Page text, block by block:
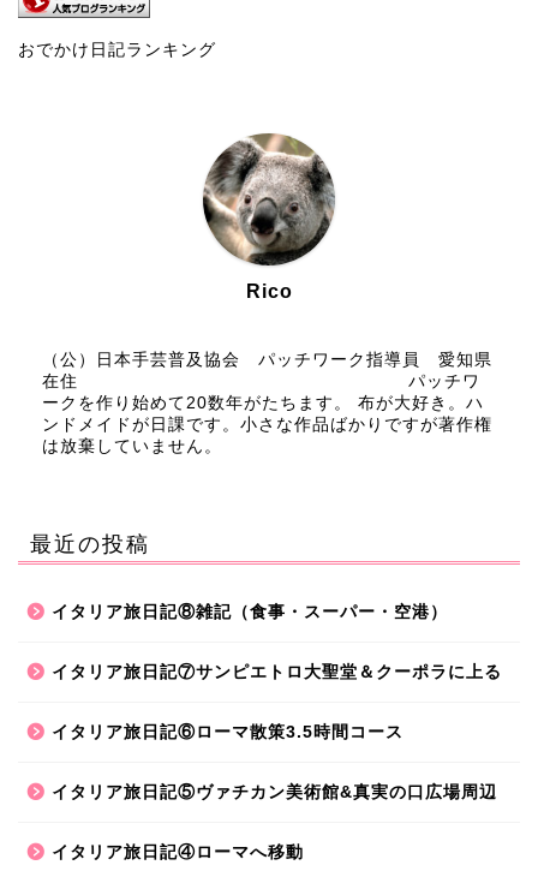
おでかけ日記ランキング
Rico
（公）日本手芸普及協会 パッチワーク指導員 愛知県
在住 パッチワ
ークを作り始めて20数年がたちます。 布が大好き。ハ
ンドメイドが日課です。小さな作品ばかりですが著作権
は放棄していません。
最近の投稿
イタリア旅日記⑧雑記（食事・スーパー・空港）
イタリア旅日記⑦サンピエトロ大聖堂＆クーポラに上る
イタリア旅日記⑥ローマ散策3.5時間コース
イタリア旅日記⑤ヴァチカン美術館&真実の口広場周辺
イタリア旅日記④ローマへ移動